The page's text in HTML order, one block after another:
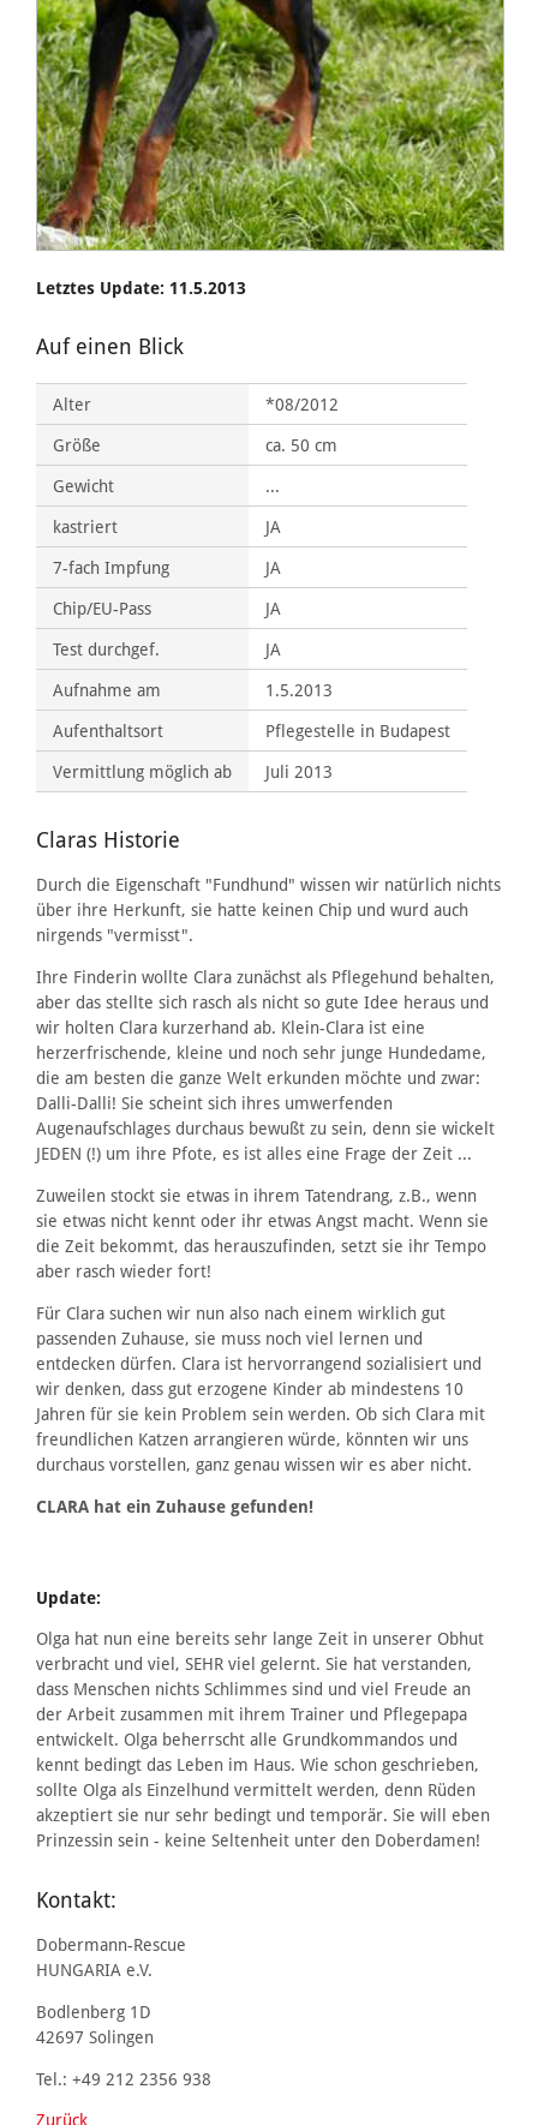
Letztes Update: 11.5.2013
Auf einen Blick
Alter
*08/2012
Größe
ca. 50 cm
Gewicht
...
kastriert
JA
7-fach Impfung
JA
Chip/EU-Pass
JA
Test durchgef.
JA
Aufnahme am
1.5.2013
Aufenthaltsort
Pflegestelle in Budapest
Vermittlung möglich ab
Juli 2013
Claras Historie
Durch die Eigenschaft "Fundhund" wissen wir natürlich nichts
über ihre Herkunft, sie hatte keinen Chip und wurd auch
nirgends "vermisst".
Ihre Finderin wollte Clara zunächst als Pflegehund behalten,
aber das stellte sich rasch als nicht so gute Idee heraus und
wir holten Clara kurzerhand ab. Klein-Clara ist eine
herzerfrischende, kleine und noch sehr junge Hundedame,
die am besten die ganze Welt erkunden möchte und zwar:
Dalli-Dalli! Sie scheint sich ihres umwerfenden
Augenaufschlages durchaus bewußt zu sein, denn sie wickelt
JEDEN (!) um ihre Pfote, es ist alles eine Frage der Zeit ...
Zuweilen stockt sie etwas in ihrem Tatendrang, z.B., wenn
sie etwas nicht kennt oder ihr etwas Angst macht. Wenn sie
die Zeit bekommt, das herauszufinden, setzt sie ihr Tempo
aber rasch wieder fort!
Für Clara suchen wir nun also nach einem wirklich gut
passenden Zuhause, sie muss noch viel lernen und
entdecken dürfen. Clara ist hervorrangend sozialisiert und
wir denken, dass gut erzogene Kinder ab mindestens 10
Jahren für sie kein Problem sein werden. Ob sich Clara mit
freundlichen Katzen arrangieren würde, könnten wir uns
durchaus vorstellen, ganz genau wissen wir es aber nicht.
CLARA hat ein Zuhause gefunden!
Update:
Olga hat nun eine bereits sehr lange Zeit in unserer Obhut
verbracht und viel, SEHR viel gelernt. Sie hat verstanden,
dass Menschen nichts Schlimmes sind und viel Freude an
der Arbeit zusammen mit ihrem Trainer und Pflegepapa
entwickelt. Olga beherrscht alle Grundkommandos und
kennt bedingt das Leben im Haus. Wie schon geschrieben,
sollte Olga als Einzelhund vermittelt werden, denn Rüden
akzeptiert sie nur sehr bedingt und temporär. Sie will eben
Prinzessin sein - keine Seltenheit unter den Doberdamen!
Kontakt:
Dobermann-Rescue
HUNGARIA e.V.
Bodlenberg 1D
42697 Solingen
Tel.: +49 212 2356 938
Zurück